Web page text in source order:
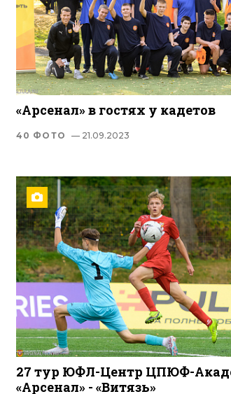
«Арсенал» в гостях у кадетов
40 ФОТО — 21.09.2023
27 тур ЮФЛ-Центр ЦПЮФ-
«Арсенал» - «Витязь»